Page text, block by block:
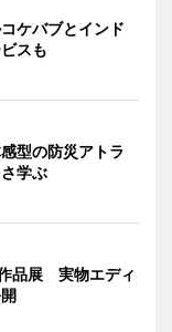
ケバブとインド
スも
型の防災アトラ
学ぶ
品展 実物エディ